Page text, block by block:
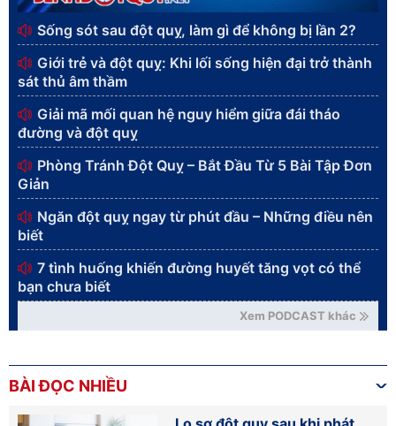
Sống sót sau đột quỵ, làm gì để không bị lần 2?
Giới trẻ và đột quỵ: Khi lối sống hiện đại trở thành
sát thủ âm thầm
Giải mã mối quan hệ nguy hiểm giữa đái tháo
đường và đột quỵ
Phòng Tránh Đột Quỵ – Bắt Đầu Từ 5 Bài Tập Đơn
Giản
Ngăn đột quỵ ngay từ phút đầu – Những điều nên
biết
7 tình huống khiến đường huyết tăng vọt có thể
bạn chưa biết
Xem PODCAST khác
BÀI ĐỌC NHIỀU